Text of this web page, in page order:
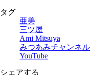
タグ
亜美
三ツ屋
Ami Mitsuya
みつあみチャンネル
YouTube
シェアする